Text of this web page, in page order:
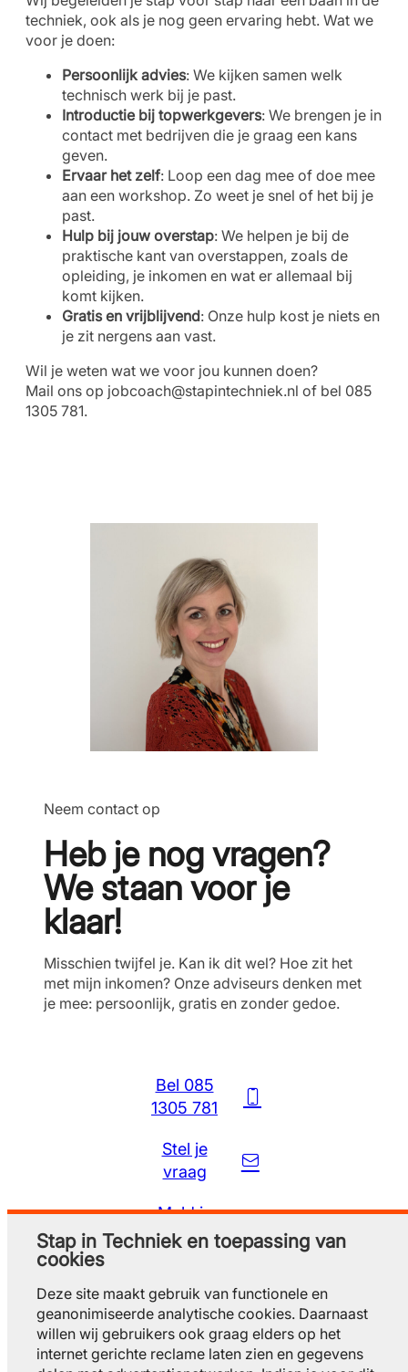
techniek, ook als je nog geen ervaring hebt. Wat we
voor je doen:
Persoonlijk advies: We kijken samen welk
technisch werk bij je past.
Introductie bij topwerkgevers: We brengen je in
contact met bedrijven die je graag een kans
geven.
Ervaar het zelf: Loop een dag mee of doe mee
aan een workshop. Zo weet je snel of het bij je
past.
Hulp bij jouw overstap: We helpen je bij de
praktische kant van overstappen, zoals de
opleiding, je inkomen en wat er allemaal bij
komt kijken.
Gratis en vrijblijvend: Onze hulp kost je niets en
je zit nergens aan vast.
Wil je weten wat we voor jou kunnen doen?
Mail ons op jobcoach@stapintechniek.nl of bel 085
1305 781.
Neem contact op
Heb je nog vragen?
We staan voor je
klaar!
Misschien twijfel je. Kan ik dit wel? Hoe zit het
met mijn inkomen? Onze adviseurs denken met
je mee: persoonlijk, gratis en zonder gedoe.
Bel 085
1305 781
Stel je
vraag
Meld je
gratis aan
Stap in Techniek en toepassing van
cookies
Deze site maakt gebruik van functionele en
geanonimiseerde analytische cookies. Daarnaast
willen wij gebruikers ook graag elders op het
internet gerichte reclame laten zien en gegevens